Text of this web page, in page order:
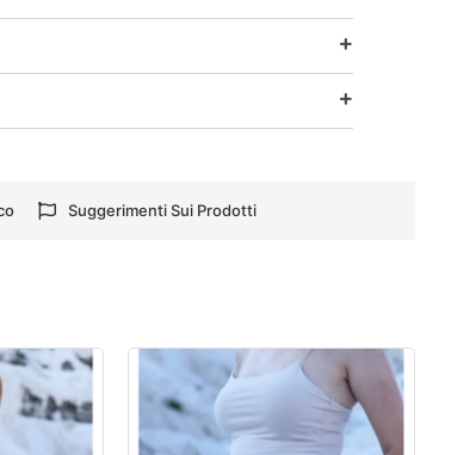
Suggerimenti Sui Prodotti